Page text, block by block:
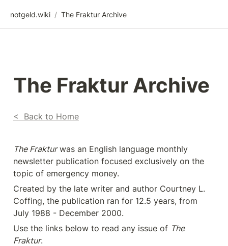
notgeld.wiki / The Fraktur Archive
The Fraktur Archive
<  Back to Home
The Fraktur was an English language monthly
newsletter publication focused exclusively on the
topic of emergency money.
Created by the late writer and author Courtney L.
Coffing, the publication ran for 12.5 years, from
July 1988 - December 2000.
Use the links below to read any issue of The
Fraktur.